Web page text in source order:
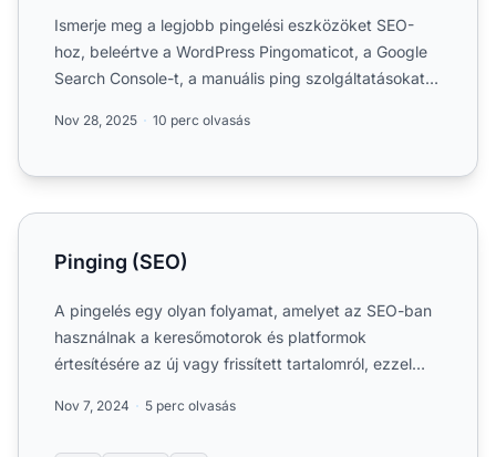
Ismerje meg a legjobb pingelési eszközöket SEO-
hoz, beleértve a WordPress Pingomaticot, a Google
Search Console-t, a manuális ping szolgáltatásokat
Nov 28, 2025 10 perc olvasás
Pinging (SEO)
Pinging (SEO)
A pingelés egy olyan folyamat, amelyet az SEO-ban
használnak a keresőmotorok és platformok
értesítésére az új vagy frissített tartalomról, ezzel
Nov 7, 2024 5 perc olvasás